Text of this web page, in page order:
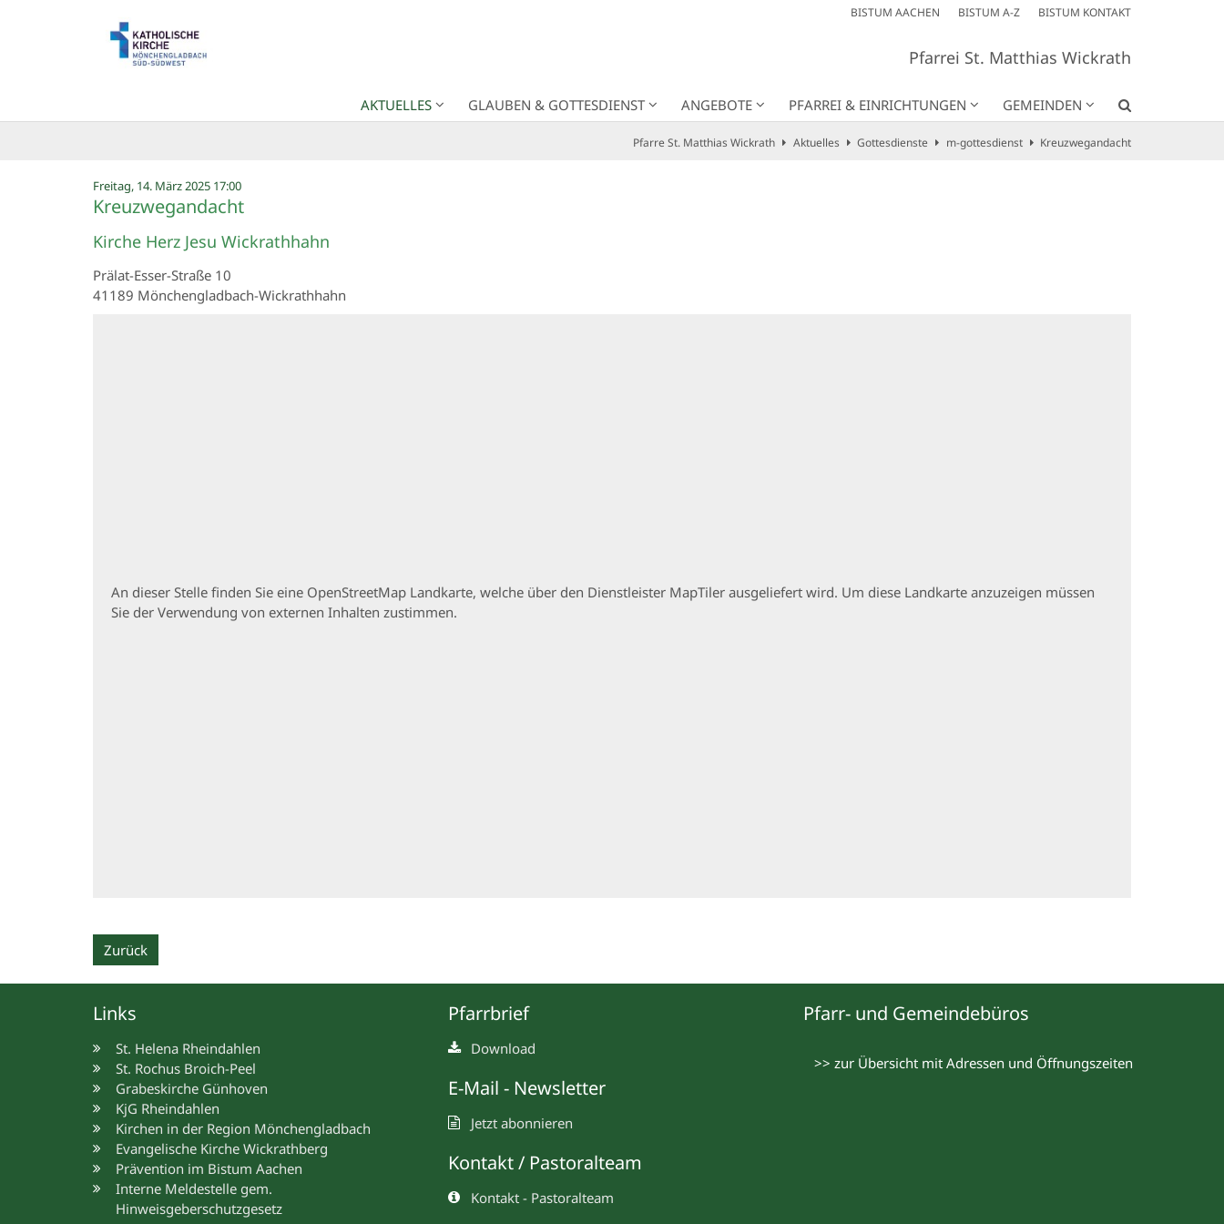
BISTUM AACHEN BISTUM A-Z BISTUM KONTAKT
Pfarrei St. Matthias Wickrath
AKTUELLES GLAUBEN & GOTTESDIENST ANGEBOTE PFARREI & EINRICHTUNGEN GEMEINDEN
Pfarre St. Matthias Wickrath Aktuelles Gottesdienste m-gottesdienst Kreuzwegandacht
Freitag, 14. März 2025 17:00:
Kreuzwegandacht
Kirche Herz Jesu Wickrathhahn
Prälat-Esser-Straße 10
41189 Mönchengladbach-Wickrathhahn
An dieser Stelle finden Sie eine OpenStreetMap Landkarte, welche über den Dienstleister MapTiler ausgeliefert wird. Um diese Landkarte anzuzeigen müssen
Sie der Verwendung von externen Inhalten zustimmen.
Zurück
Links
St. Helena Rheindahlen
St. Rochus Broich-Peel
Grabeskirche Günhoven
KjG Rheindahlen
Kirchen in der Region Mönchengladbach
Evangelische Kirche Wickrathberg
Prävention im Bistum Aachen
Interne Meldestelle gem.
Hinweisgeberschutzgesetz
Pfarrbrief
Download
E-Mail - Newsletter
Jetzt abonnieren
Kontakt / Pastoralteam
Kontakt - Pastoralteam
Pfarr- und Gemeindebüros
>> zur Übersicht mit Adressen und Öffnungszeiten